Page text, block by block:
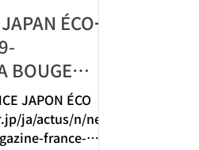
ÉCOｰ
BOUGE
JAPON ÉCO
ja/actus/n/new
france-